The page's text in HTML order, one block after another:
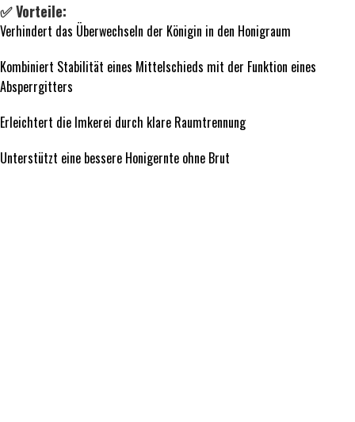
✅ Vorteile:
Verhindert das Überwechseln der Königin in den Honigraum
Kombiniert Stabilität eines Mittelschieds mit der Funktion eines
Absperrgitters
Erleichtert die Imkerei durch klare Raumtrennung
Unterstützt eine bessere Honigernte ohne Brut